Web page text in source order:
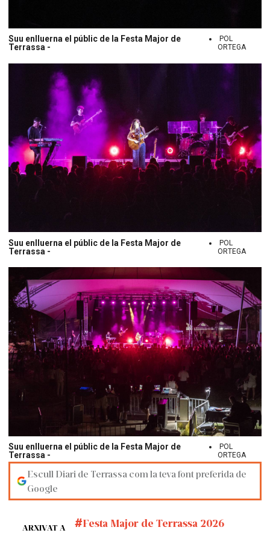
Suu enlluerna el públic de la Festa Major de
Terrassa -
POL
ORTEGA
Suu enlluerna el públic de la Festa Major de
Terrassa -
POL
ORTEGA
Suu enlluerna el públic de la Festa Major de
Terrassa -
POL
ORTEGA
Escull Diari de Terrassa com la teva font preferida de
Google
ARXIVAT A Festa Major de Terrassa 2026